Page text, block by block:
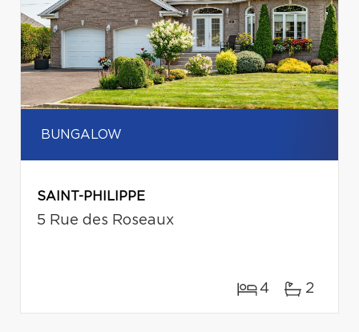
BUNGALOW
SAINT-PHILIPPE
5 Rue des Roseaux
4 2